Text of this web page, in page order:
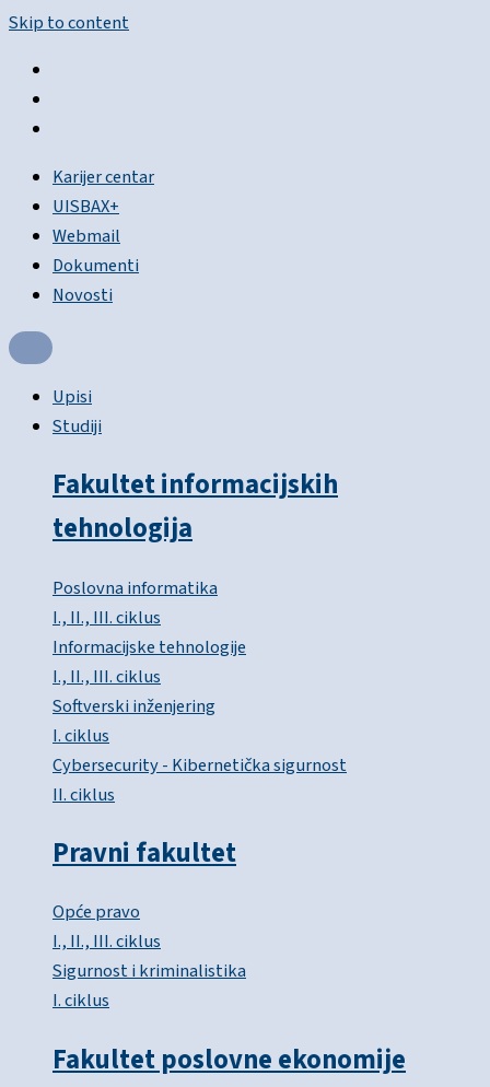
Skip to content
Karijer centar
UISBAX+
Webmail
Dokumenti
Novosti
Upisi
Studiji
Fakultet informacijskih
tehnologija
Poslovna informatika
I., II., III. ciklus
Informacijske tehnologije
I., II., III. ciklus
Softverski inženjering
I. ciklus
Cybersecurity - Kibernetička sigurnost
II. ciklus
Pravni fakultet
Opće pravo
I., II., III. ciklus
Sigurnost i kriminalistika
I. ciklus
Fakultet poslovne ekonomije